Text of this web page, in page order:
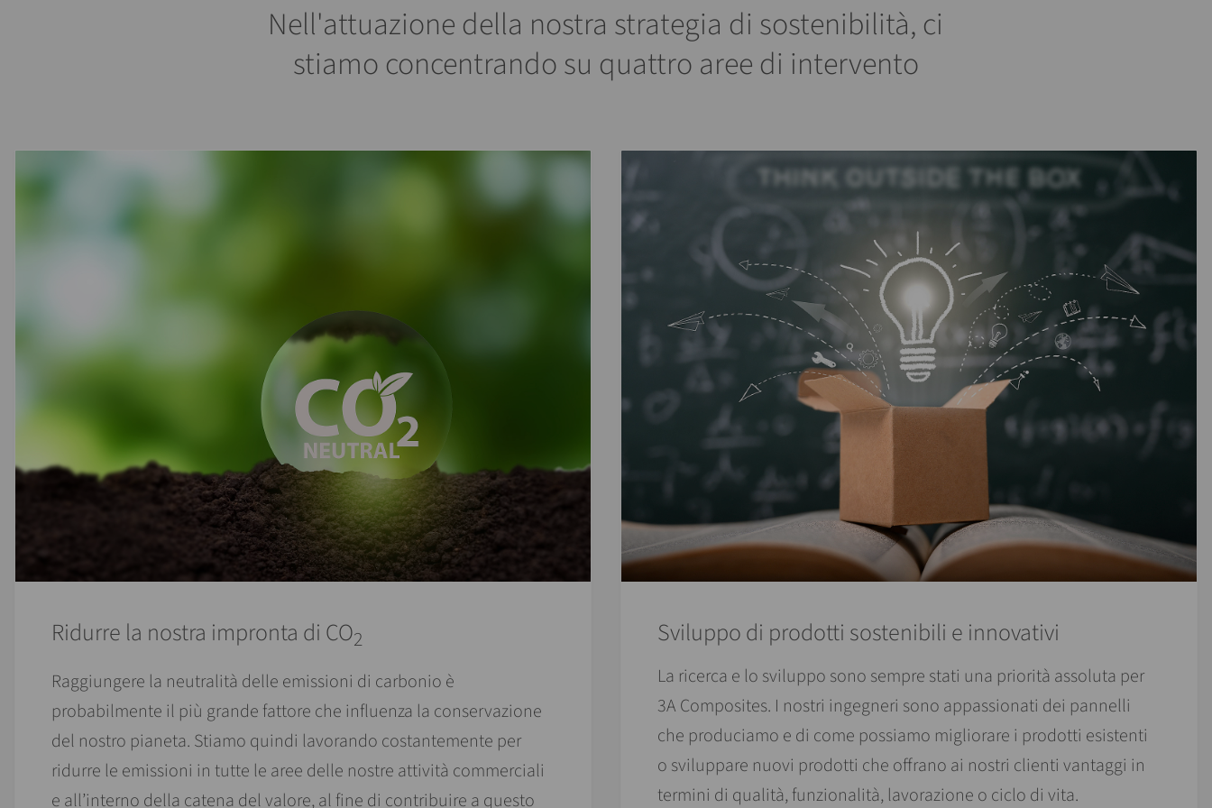
Nell'attuazione della nostra strategia di sostenibilità, ci
stiamo concentrando su quattro aree di intervento
Ridurre la nostra impronta di CO2
Raggiungere la neutralità delle emissioni di carbonio è
probabilmente il più grande fattore che influenza la conservazione
del nostro pianeta. Stiamo quindi lavorando costantemente per
ridurre le emissioni in tutte le aree delle nostre attività commerciali
e all’interno della catena del valore, al fine di contribuire a questo
Sviluppo di prodotti sostenibili e innovativi
La ricerca e lo sviluppo sono sempre stati una priorità assoluta per
3A Composites. I nostri ingegneri sono appassionati dei pannelli
che produciamo e di come possiamo migliorare i prodotti esistenti
o sviluppare nuovi prodotti che offrano ai nostri clienti vantaggi in
termini di qualità, funzionalità, lavorazione o ciclo di vita.